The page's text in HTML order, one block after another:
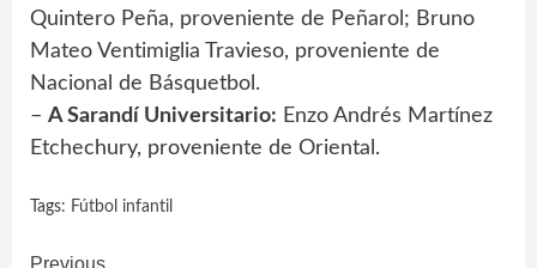
Quintero Peña, proveniente de Peñarol; Bruno
Mateo Ventimiglia Travieso, proveniente de
Nacional de Básquetbol.
– A Sarandí Universitario: Enzo Andrés Martínez
Etchechury, proveniente de Oriental.
Tags: Fútbol infantil
Previous